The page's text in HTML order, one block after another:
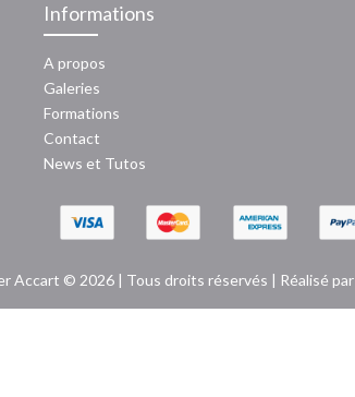
Informations
A propos
Galeries
Formations
Contact
News et Tutos
Accart © 2026 | Tous droits réservés | Réalisé par